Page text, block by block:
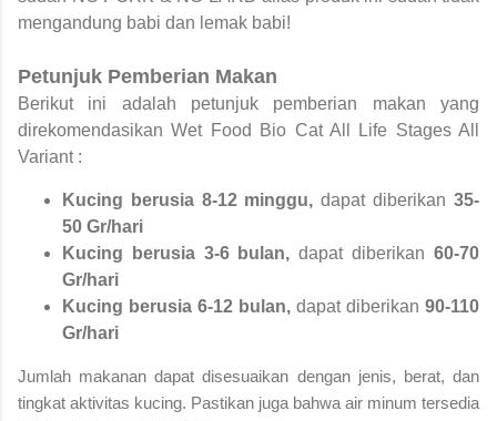
mengandung babi dan lemak babi!
Petunjuk Pemberian Makan
Berikut ini adalah petunjuk pemberian makan yang
direkomendasikanWet Food Bio Cat All Life Stages All
Variant :
Kucing berusia 8-12 minggu,dapat diberikan35-
50 Gr/hari
Kucing berusia 3-6 bulan, dapat diberikan 60-70
Gr/hari
Kucing berusia 6-12 bulan, dapat diberikan 90-110
Gr/hari
Jumlah makanan dapat disesuaikan dengan jenis, berat, dan
tingkat aktivitas kucing. Pastikan juga bahwa air minum tersedia